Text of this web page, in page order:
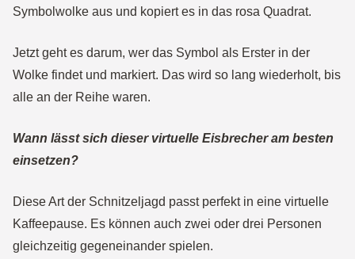
Symbolwolke aus und kopiert es in das rosa Quadrat.
Jetzt geht es darum, wer das Symbol als Erster in der
Wolke findet und markiert. Das wird so lang wiederholt, bis
alle an der Reihe waren.
Wann lässt sich dieser virtuelle Eisbrecher am besten
einsetzen?
Diese Art der Schnitzeljagd passt perfekt in eine virtuelle
Kaffeepause. Es können auch zwei oder drei Personen
gleichzeitig gegeneinander spielen.